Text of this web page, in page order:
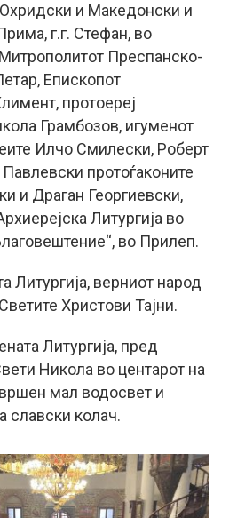
и Македонски и
г.г. Стефан, во
Преспанско-
Епископот
протоереј
Грамбозов, игуменот
Илчо Смилески, Роберт
протоѓаконите
и Драган Георгиевски,
Литургија во
во Прилеп.
Литургија, верниот народ
Христови Тајни.
Литургија, пред
Никола во центарот на
мал водосвет и
славски колач.